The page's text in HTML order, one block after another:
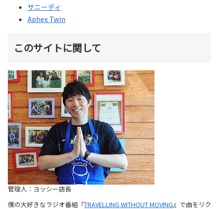
サニーディ
Aphex Twin
このサイトに関して
管理人：ヨッシー店長
僕の大好きなラジオ番組『TRAVELLING WITHOUT MOVING』で曲をリク